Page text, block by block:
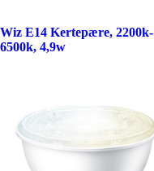
Wiz E14 Kertepære, 2200k-
6500k, 4,9w